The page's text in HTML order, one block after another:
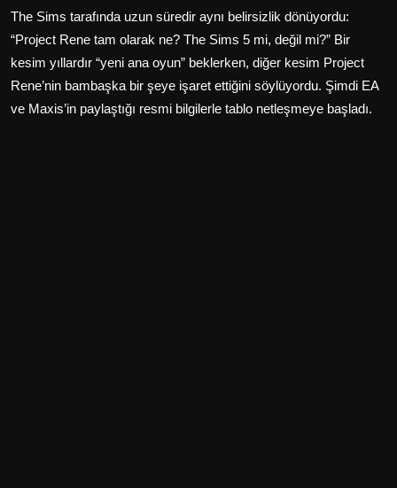
The Sims tarafında uzun süredir aynı belirsizlik dönüyordu:
“Project Rene tam olarak ne? The Sims 5 mi, değil mi?” Bir
kesim yıllardır “yeni ana oyun” beklerken, diğer kesim Project
Rene’nin bambaşka bir şeye işaret ettiğini söylüyordu. Şimdi EA
ve Maxis’in paylaştığı resmi bilgilerle tablo netleşmeye başladı.